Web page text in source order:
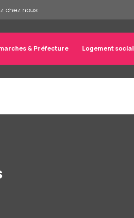
chez nous
& Préfecture Logement social